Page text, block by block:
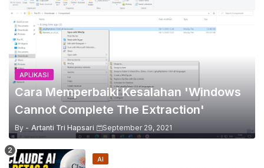
APLIKASI
Cara Memperbaiki Kesalahan 'Windows
Cannot Complete The Extraction'
By - Artanti Tri Hapsari September 29, 2021
AI